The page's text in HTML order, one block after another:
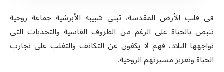
في قلب الأرض المقدسة، تبني شبيبة الأبرشية جماعة روحية
تنبض بالحياة على الرغم من الظروف القاسية والتحديات التي
تواجهها البلاد، فهم لا يكفون عن التكاتف والتغلب على تجارب
الحياة وتعزيز مسيرتهم الروحية.